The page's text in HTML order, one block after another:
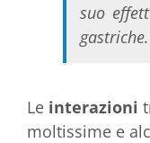
suo
gastriche.
Le interazioni
moltissime e